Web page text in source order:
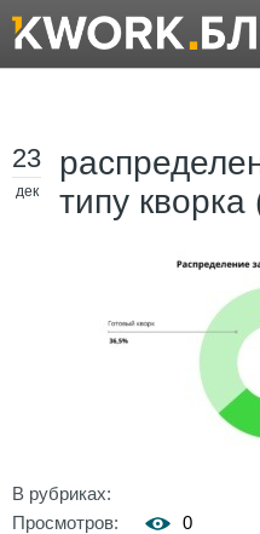
23
дек
типу кворка
В рубриках:
Просмотров:
0